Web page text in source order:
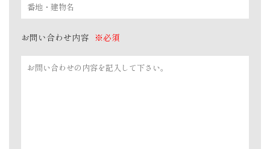
お問い合わせ内容 ※必須